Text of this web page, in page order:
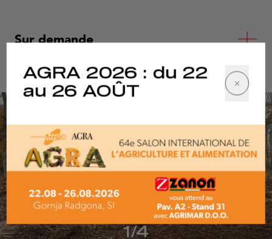
Sur demande
1/4
AGRA 2026 : du 22
au 26 AOÛT